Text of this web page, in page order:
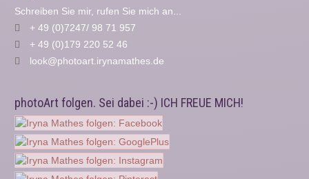
Schreiben Sie mir, rufen Sie mich an...
+ 49 (0)7247/ 98 71 957
+ 49 (0)179 220 52 46
look@photoart.irynamathes.de
photoArt folgen. Sei dabei :-) ICH FREUE MICH!